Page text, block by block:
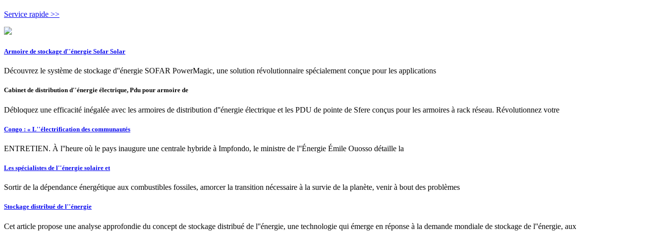
Service rapide >>
Armoire de stockage d''énergie Sofar Solar
Découvrez le système de stockage d''énergie SOFAR PowerMagic, une solution révolutionnaire spécialement conçue pour les applications
Cabinet de distribution d''énergie électrique, Pdu pour armoire de
Débloquez une efficacité inégalée avec les armoires de distribution d''énergie électrique et les PDU de pointe de Sfere conçus pour les armoires à rack réseau. Révolutionnez votre
Congo : « L''électrification des communautés
ENTRETIEN. À l''heure où le pays inaugure une centrale hybride à Impfondo, le ministre de l''Énergie Émile Ouosso détaille la
Les spécialistes de l''énergie solaire et
Sortir de la dépendance énergétique aux combustibles fossiles, amorcer la transition nécessaire à la survie de la planète, venir à bout des problèmes
Stockage distribué de l''énergie
Cet article propose une analyse approfondie du concept de stockage distribué de l''énergie, une technologie qui émerge en réponse à la demande mondiale de stockage de l''énergie, aux